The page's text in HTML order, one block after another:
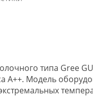
типа Gree
A++. Модель